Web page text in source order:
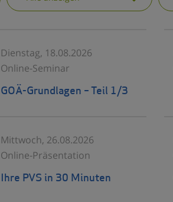
Dienstag, 18.08.2026
Online-Seminar
GOÄ-Grundlagen – Teil 1/3
Mittwoch, 26.08.2026
Online-Präsentation
Ihre PVS in 30 Minuten